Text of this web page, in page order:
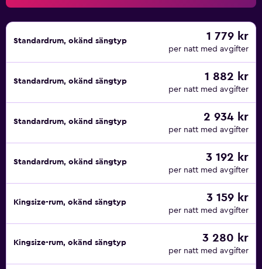
ett eget badrum med bubbelbadkar och dusch. För din
komfort hittar du även badrockar, tofflor, hårtork och
gratis toalettartiklar i badrummet. Det finns en 24-
timmarsreception som erbjuder tjänster som bland annat
biluthyrning, biljettbokning, concierge och
bagageförvaring. Som gäst kan du ta promenader i
trädgården eller koppla av på solterrassen. Du måste
också passa på att vandra i de lokala omgivningarna. West
Lake State Guest House har eleganta, välutrustade
möteslokaler samt tehus där du kan prova de speciella
Standardrum, okänd sängtyp 1 779 kr
per natt med avgifter
Standardrum, okänd sängtyp 1 882 kr
per natt med avgifter
Standardrum, okänd sängtyp 2 934 kr
per natt med avgifter
Standardrum, okänd sängtyp 3 192 kr
per natt med avgifter
Kingsize-rum, okänd sängtyp 3 159 kr
per natt med avgifter
Kingsize-rum, okänd sängtyp 3 280 kr
per natt med avgifter